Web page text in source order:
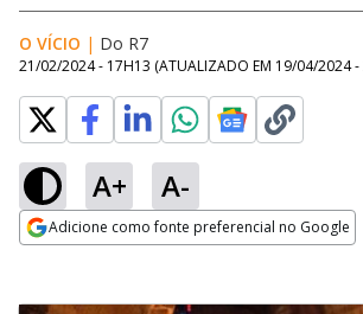
O VÍCIO | Do R7
21/02/2024 - 17H13 (ATUALIZADO EM 19/04/2024 -
A+ A-
Adicione como fonte preferencial no Google